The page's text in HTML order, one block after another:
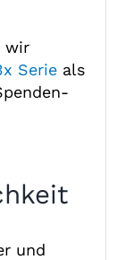
wir
Serieals
und